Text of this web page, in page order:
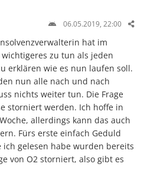
06.05.2019, 22:00
hat im
zu tun als jeden
erklären wie es nun laufen soll.
nun alle nach und nach
nichts weiter tun. Die Frage
storniert werden. Ich hoffe in
allerdings kann das auch
Fürs erste einfach Geduld
ich gelesen habe wurden bereits
von O2 storniert, also gibt es